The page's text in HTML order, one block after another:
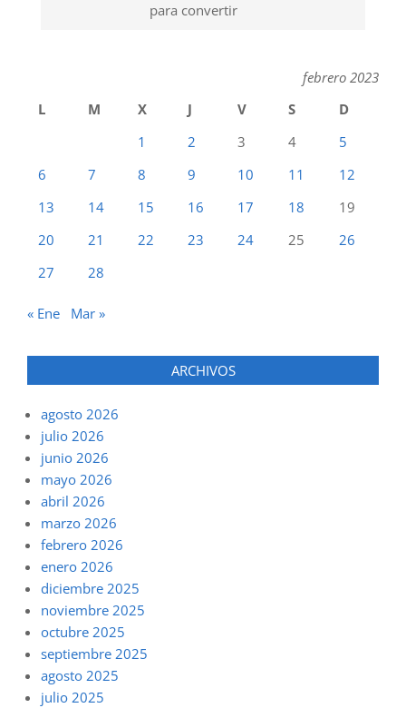
para convertir
febrero 2023
L
M X J V S
D
1
2 3 4
5
6
7 8 9 10 11
12
13
14 15 16 17 18
19
20
21 22 23 24 25
26
27
28
« Ene Mar »
ARCHIVOS
agosto 2026
julio 2026
junio 2026
mayo 2026
abril 2026
marzo 2026
febrero 2026
enero 2026
diciembre 2025
noviembre 2025
octubre 2025
septiembre 2025
agosto 2025
julio 2025